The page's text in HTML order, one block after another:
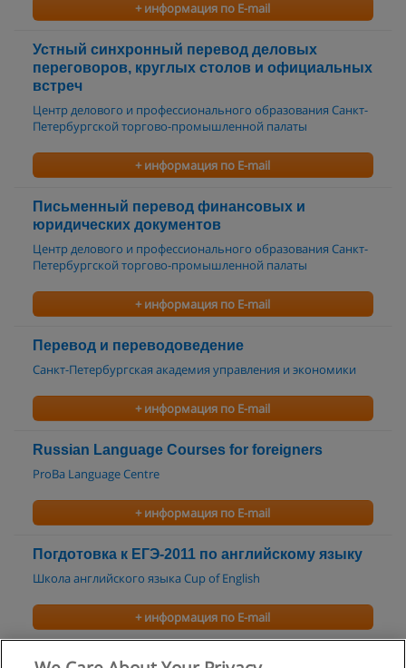
+ информация по E-mail
Устный синхронный перевод деловых
переговоров, круглых столов и официальных
встреч
Центр делового и профессионального образования Санкт-
Петербургской торгово-промышленной палаты
+ информация по E-mail
Письменный перевод финансовых и
юридических документов
Центр делового и профессионального образования Санкт-
Петербургской торгово-промышленной палаты
+ информация по E-mail
Перевод и переводоведение
Санкт-Петербургская академия управления и экономики
+ информация по E-mail
Russian Language Courses for foreigners
ProBa Language Centre
+ информация по E-mail
Погдотовка к ЕГЭ-2011 по английскому языку
Школа английского языка Cup of English
+ информация по E-mail
Интенсивные курсы английского языка